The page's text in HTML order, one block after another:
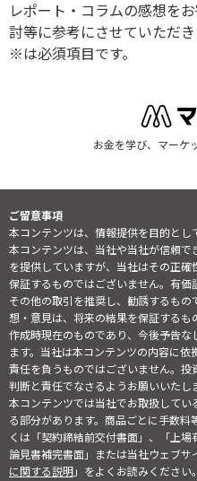
レポート・コラムの感想を
討等に参考にさせていただき
※は必須項目です。
お金を学び、マーケ
ご留意事項
本コンテンツは、情報提供を目的とし
本コンテンツは、当社や当社が信頼
を提供していますが、当社はその正
保証するものではございません。有価
その他の取引を推奨し、勧誘するも
想・意見は、将来の結果を保証する
作成時現在のものであり、今後予告
ます。当社は本コンテンツの内容に
責任を負うものではございません。
判断と責任でなさるようお願いいたし
本コンテンツでは当社でお取扱して
る部分があります。商品ごとに手数
くは「契約締結前交付書面」、「上
論見書補完書面」または当社ウェブサ
に関する説明」をよくお読みください。